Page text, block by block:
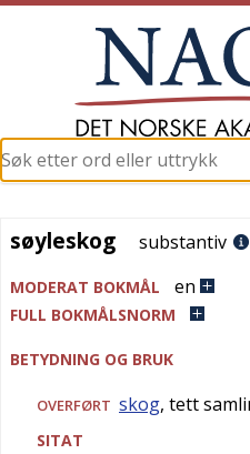
søyleskog
søyleskog substantiv
MODERAT BOKMÅL en
FULL BOKMÅLSNORM
BETYDNING OG BRUK
OVERFØRT skog, tett
SITAT